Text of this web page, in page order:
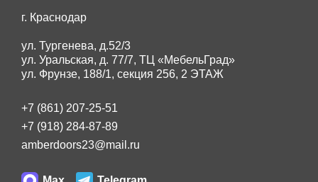
г. Краснодар
ул. Тургенева, д.52/3
ул. Уральская, д. 77/7, ТЦ «МебельГрад»
ул. Фрунзе, 188/1, секция 256, 2 ЭТАЖ
+7 (861) 207-25-51
+7 (918) 284-87-89
amberdoors23@mail.ru